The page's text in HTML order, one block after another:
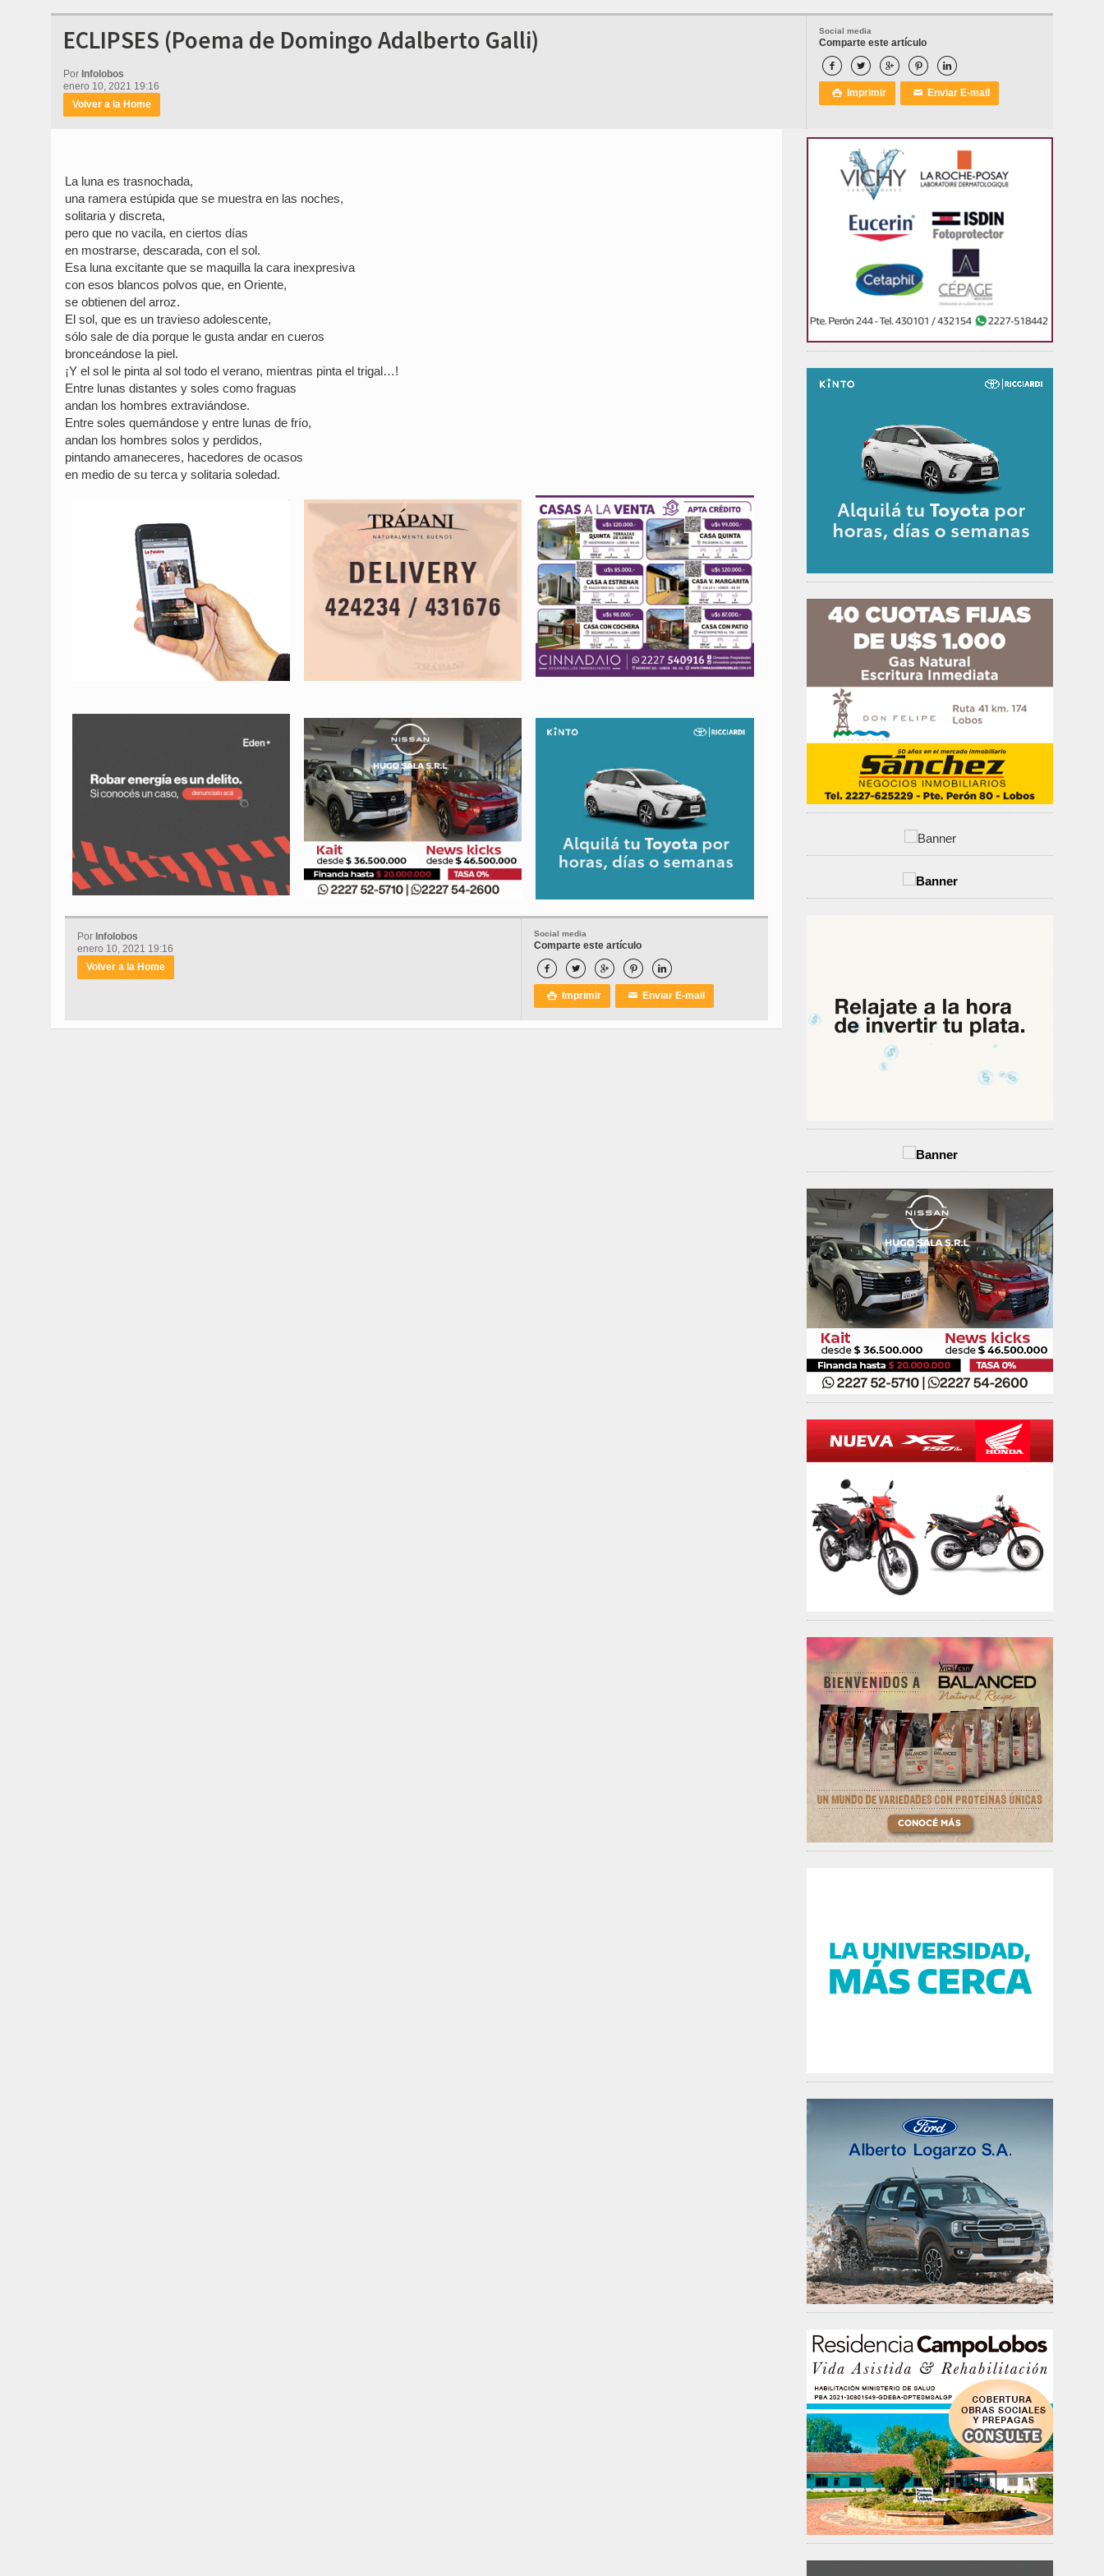
Social media
Comparte este artículo
    
 Imprimir ✉ Enviar E-mail
ECLIPSES (Poema de Domingo Adalberto Galli)
Por Infolobos
enero 10, 2021 19:16
Volver a la Home
La luna es trasnochada,
una ramera estúpida que se muestra en las noches,
solitaria y discreta,
pero que no vacila, en ciertos días
en mostrarse, descarada, con el sol.
Esa luna excitante que se maquilla la cara inexpresiva
con esos blancos polvos que, en Oriente,
se obtienen del arroz.
El sol, que es un travieso adolescente,
sólo sale de día porque le gusta andar en cueros
bronceándose la piel.
¡Y el sol le pinta al sol todo el verano, mientras pinta el trigal…!
Entre lunas distantes y soles como fraguas
andan los hombres extraviándose.
Entre soles quemándose y entre lunas de frío,
andan los hombres solos y perdidos,
pintando amaneceres, hacedores de ocasos
en medio de su terca y solitaria soledad.
Social media
Comparte este artículo
    
 Imprimir ✉ Enviar E-mail
Por Infolobos
enero 10, 2021 19:16
Volver a la Home